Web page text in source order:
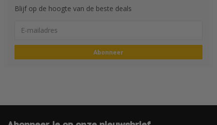
Blijf op de hoogte van de beste deals
Abonneer